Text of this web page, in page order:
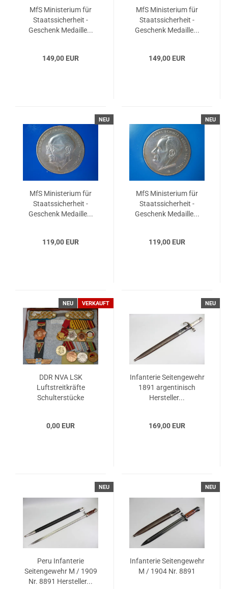
MfS Ministerium für
Staatssicherheit -
Geschenk Medaille...
149,00 EUR
MfS Ministerium für
Staatssicherheit -
Geschenk Medaille...
149,00 EUR
NEU
MfS Ministerium für
Staatssicherheit -
Geschenk Medaille...
119,00 EUR
NEU
MfS Ministerium für
Staatssicherheit -
Geschenk Medaille...
119,00 EUR
NEU VERKAUFT
DDR NVA LSK
Luftstreitkräfte
Schulterstücke
0,00 EUR
NEU
Infanterie Seitengewehr
1891 argentinisch
Hersteller...
169,00 EUR
NEU
Peru Infanterie
Seitengewehr M / 1909
Nr. 8891 Hersteller...
NEU
Infanterie Seitengewehr
M / 1904 Nr. 8891